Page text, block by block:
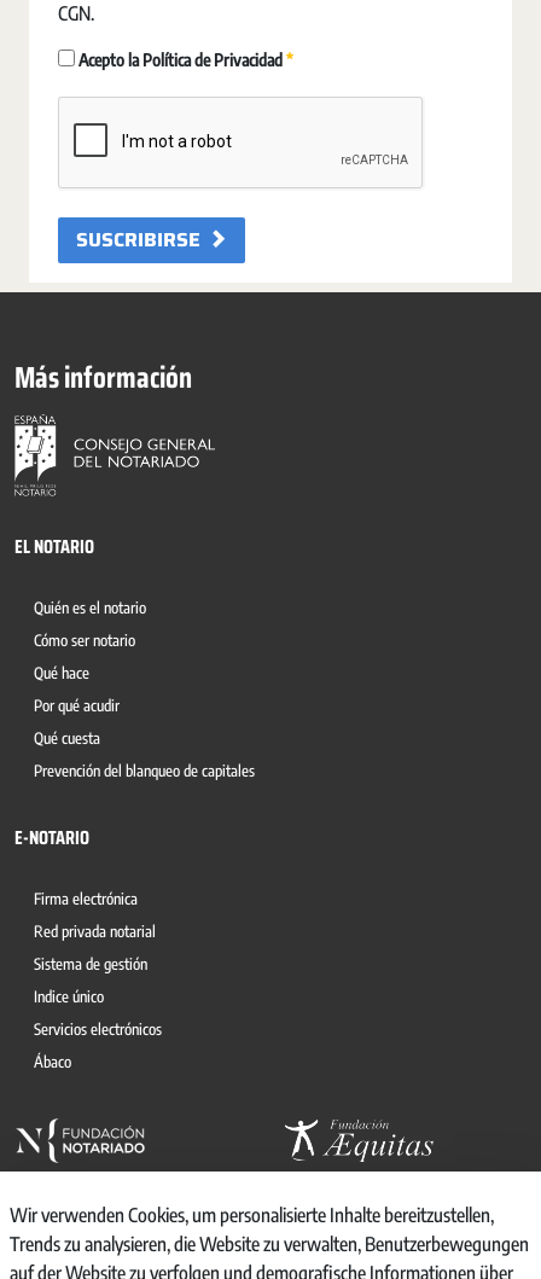
CGN.
Acepto la Política de Privacidad Erforderlich
SUSCRIBIRSE
Más información
EL NOTARIO
Quién es el notario
Cómo ser notario
Qué hace
Por qué acudir
Qué cuesta
Prevención del blanqueo de capitales
E-NOTARIO
Firma electrónica
Red privada notarial
Sistema de gestión
Indice único
Servicios electrónicos
Ábaco
Wir verwenden Cookies, um personalisierte Inhalte bereitzustellen,
Trends zu analysieren, die Website zu verwalten, Benutzerbewegungen
auf der Website zu verfolgen und demografische Informationen über